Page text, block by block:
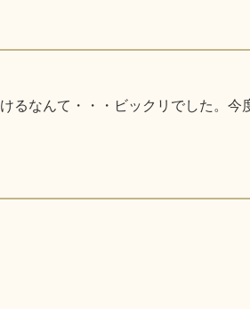
るなんて・・・ビックリでした。